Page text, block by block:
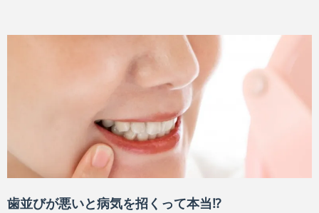
歯並びが悪いと病気を招くって本当⁉